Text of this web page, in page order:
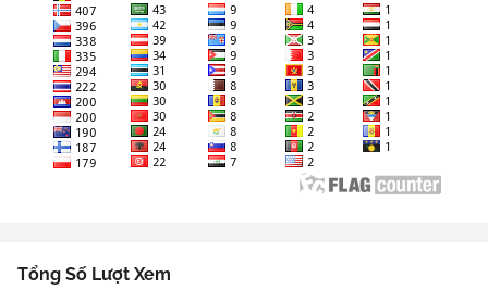
Tổng Số Lượt Xem